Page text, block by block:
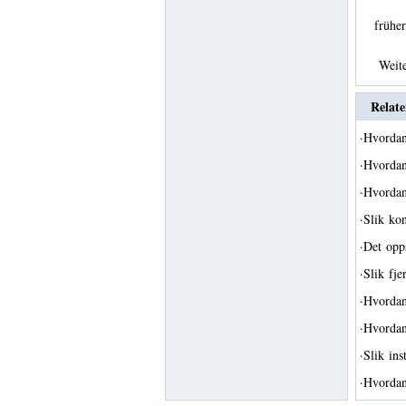
·
·
·
·Slik
·Det
·Slik
·
·
·Slik
·